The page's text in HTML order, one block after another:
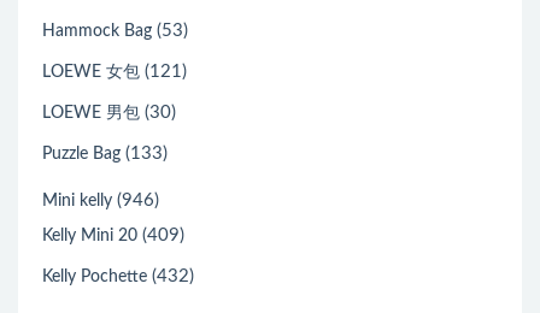
Hammock Bag (53)
LOEWE 女包 (121)
LOEWE 男包 (30)
Puzzle Bag (133)
Mini kelly (946)
Kelly Mini 20 (409)
Kelly Pochette (432)